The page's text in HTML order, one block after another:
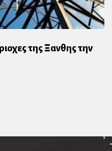
της Ξανθης την